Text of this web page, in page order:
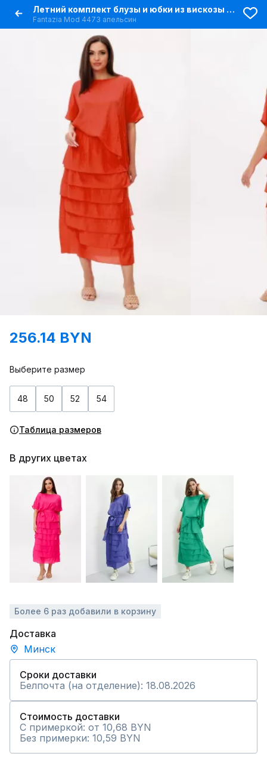
Летний комплект блузы и юбки из вискозы с эффектными воланами
Fantazia Mod 4473 апельсин
256.14 BYN
Выберите размер
48 50 52 54
Таблица размеров
В других цветах
Более 6 раз добавили в корзину
Доставка
Минск
Сроки доставки
Белпочта (на отделение): 18.08.2026
Стоимость доставки
С примеркой: от 10,68 BYN
Без примерки: 10,59 BYN